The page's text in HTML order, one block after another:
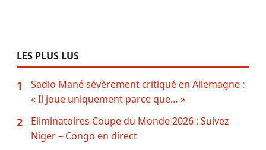
LES PLUS LUS
1
Sadio Mané sévèrement critiqué en Allemagne :
« Il joue uniquement parce que… »
2
Eliminatoires Coupe du Monde 2026 : Suivez
Niger – Congo en direct